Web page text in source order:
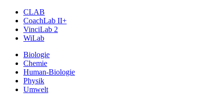
CLAB
CoachLab II+
VinciLab 2
WiLab
Biologie
Chemie
Human-Biologie
Physik
Umwelt